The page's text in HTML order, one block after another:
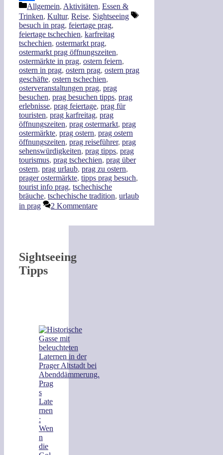
Teilen
Kategorien
Allgemein, Aktivitäten, Essen &
Trinken, Kultur, Reise, Sightseeing
Schlagwörter
besuch in prag, feiertage prag,
feiertage tschechien, karfreitag
tschechien, ostermarkt prag,
ostermarkt prag öffnungszeiten,
ostermärkte in prag, ostern feiern,
ostern in prag, ostern prag, ostern prag
geschäfte, ostern tschechien,
osterveranstaltungen prag, prag
besuchen, prag besuchen tipps, prag
erlebnisse, prag feiertage, prag für
touristen, prag karfreitag, prag
öffnungszeiten, prag ostermarkt, prag
ostermärkte, prag ostern, prag ostern
öffnungszeiten, prag reiseführer, prag
sehenswürdigkeiten, prag tipps, prag
tourismus, prag tschechien, prag über
ostern, prag urlaub, prag zu ostern,
prager ostermärkte, tipps prag besuch,
tourist info prag, tschechische
bräuche, tschechische tradition, urlaub
in prag
2 Kommentare
Sightseeing
Tipps
Prag
s
Late
rnen
:
Wen
n
die